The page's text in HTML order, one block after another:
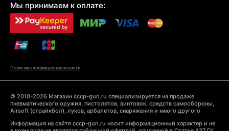
Мы принимаем к оплате:
Политика конфиденциальности
© 2010-2026 Магазин cccp-gun.ru специализируется на продаже
пневматического оружия, пистолетов, винтовок, средств самообороны,
Airsoft (страйкбол), луков, арбалетов, снаряжения и много другого
Информация на сайте cccp-gun.ru носит информационный характер и не